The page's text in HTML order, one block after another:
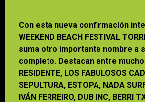
Con esta nueva confirmación
WEEKEND BEACH FESTIVAL
suma otro importante nombre a
completo. Destacan entre
RESIDENTE, LOS FABULOSOS
SEPULTURA, ESTOPA, NADA
IVÁN FERREIRO, DUB INC, BERRI